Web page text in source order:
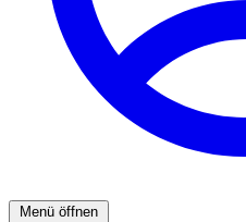
Menü öffnen